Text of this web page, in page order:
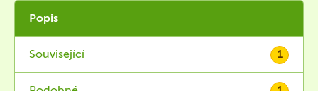
Popis
Související 1